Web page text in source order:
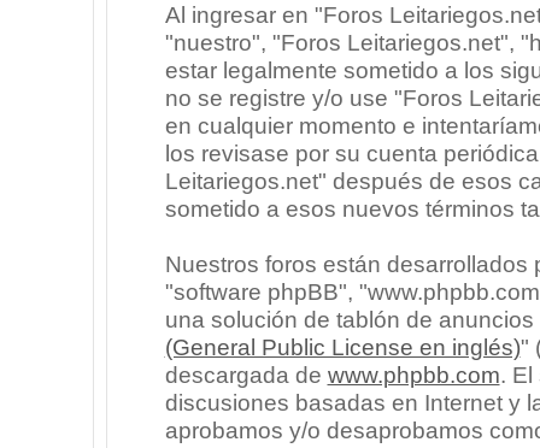
Al ingresar en "Foros
"nuestro", "Foros Leitariegos.net",
estar legalmente sometido a los
no se registre y/o use "Foros
en cualquier momento e
los revisase por su cuenta
Leitariegos.net" después de esos
sometido a esos nuevos términos
Nuestros foros están
"software phpBB",
una solución de tablón de
(General Public License en inglés)"
descargada de www.phpbb.com. El
discusiones basadas en Internet y
aprobamos y/o desaprobamos